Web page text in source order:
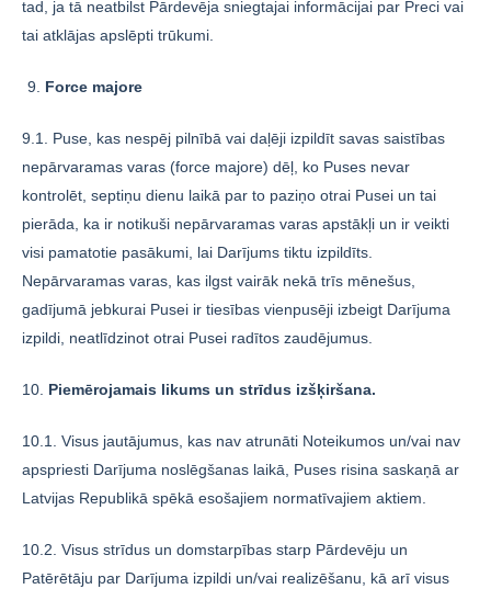
tad, ja tā neatbilst Pārdevēja sniegtajai informācijai par Preci vai
tai atklājas apslēpti trūkumi.
Force majore
9.1. Puse, kas nespēj pilnībā vai daļēji izpildīt savas saistības
nepārvaramas varas (force majore) dēļ, ko Puses nevar
kontrolēt, septiņu dienu laikā par to paziņo otrai Pusei un tai
pierāda, ka ir notikuši nepārvaramas varas apstākļi un ir veikti
visi pamatotie pasākumi, lai Darījums tiktu izpildīts.
Nepārvaramas varas, kas ilgst vairāk nekā trīs mēnešus,
gadījumā jebkurai Pusei ir tiesības vienpusēji izbeigt Darījuma
izpildi, neatlīdzinot otrai Pusei radītos zaudējumus.
10. Piemērojamais likums un strīdus izšķiršana.
10.1. Visus jautājumus, kas nav atrunāti Noteikumos un/vai nav
apspriesti Darījuma noslēgšanas laikā, Puses risina saskaņā ar
Latvijas Republikā spēkā esošajiem normatīvajiem aktiem.
10.2. Visus strīdus un domstarpības starp Pārdevēju un
Patērētāju par Darījuma izpildi un/vai realizēšanu, kā arī visus